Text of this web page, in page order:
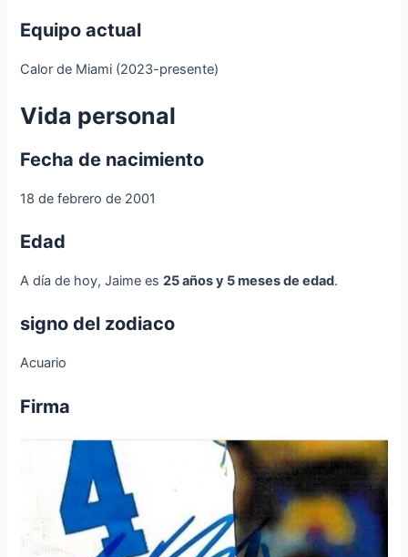
Equipo actual
Calor de Miami (2023-presente)
Vida personal
Fecha de nacimiento
18 de febrero de 2001
Edad
A día de hoy, Jaime es25 años y 5 meses de edad.
signo del zodiaco
Acuario
Firma